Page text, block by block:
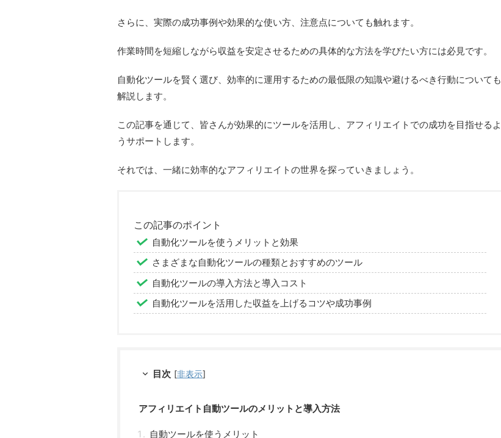
さらに、実際の成功事例や効果的な使い方、注意点についても触れます。
作業時間を短縮しながら収益を安定させるための具体的な方法を学びたい方には必見です。
自動化ツールを賢く選び、効率的に運用するための最低限の知識や避けるべき行動についても
解説します。
この記事を通じて、皆さんが効果的にツールを活用し、アフィリエイトでの成功を目指せるよ
うサポートします。
それでは、一緒に効率的なアフィリエイトの世界を探っていきましょう。
この記事のポイント
自動化ツールを使うメリットと効果
さまざまな自動化ツールの種類とおすすめのツール
自動化ツールの導入方法と導入コスト
自動化ツールを活用した収益を上げるコツや成功事例
目次 [非表示]
アフィリエイト自動ツールのメリットと導入方法
自動ツールを使うメリット